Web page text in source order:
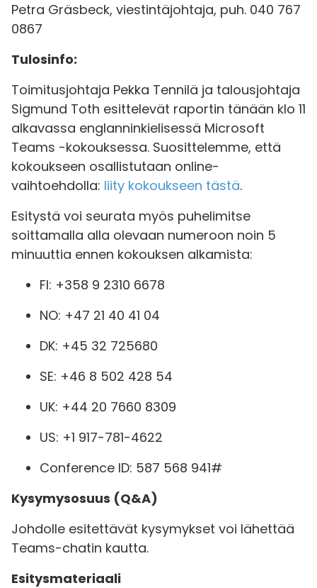
Petra Gräsbeck, viestintäjohtaja, puh. 040 767
0867
Tulosinfo:
Toimitusjohtaja Pekka Tennilä ja talousjohtaja
Sigmund Toth esittelevät raportin tänään klo 11
alkavassa englanninkielisessä Microsoft
Teams -kokouksessa. Suosittelemme, että
kokoukseen osallistutaan online-
vaihtoehdolla: liity kokoukseen tästä.
Esitystä voi seurata myös puhelimitse
soittamalla alla olevaan numeroon noin 5
minuuttia ennen kokouksen alkamista:
FI: +358 9 2310 6678
NO: +47 21 40 41 04
DK: +45 32 725680
SE: +46 8 502 428 54
UK: +44 20 7660 8309
US: +1 917-781-4622
Conference ID: 587 568 941#
Kysymysosuus (Q&A)
Johdolle esitettävät kysymykset voi lähettää
Teams-chatin kautta.
Esitysmateriaali